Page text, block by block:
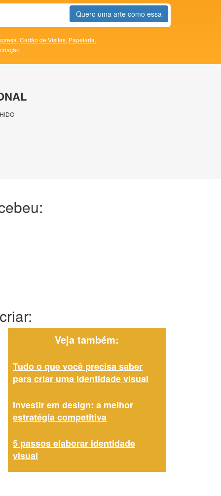
Quero uma arte como essa
Cartão de Visitas, Papelaria,
Veja também:
Tudo o que você precisa saber
para criar uma identidade visual
Investir em design: a melhor
estratégia competitiva
5 passos elaborar identidade
visual